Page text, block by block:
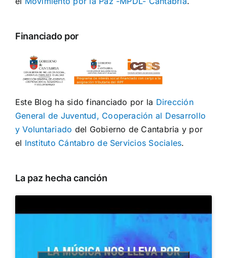
Financiado por
Este Blog ha sido financiado por la Dirección
General de Juventud, Cooperación al Desarrollo
y Voluntariado del Gobierno de Cantabria y por
el Instituto Cántabro de Servicios Sociales.
La paz hecha canción